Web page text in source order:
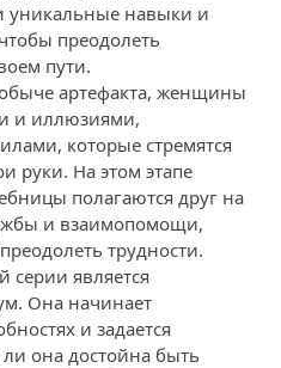
уникальные навыки и
преодолеть
пути.
артефакта, женщины
и иллюзиями,
которые стремятся
руки. На этом этапе
полагаются друг на
и взаимопомощи,
трудности.
является
Она начинает
и задается
она достойна быть